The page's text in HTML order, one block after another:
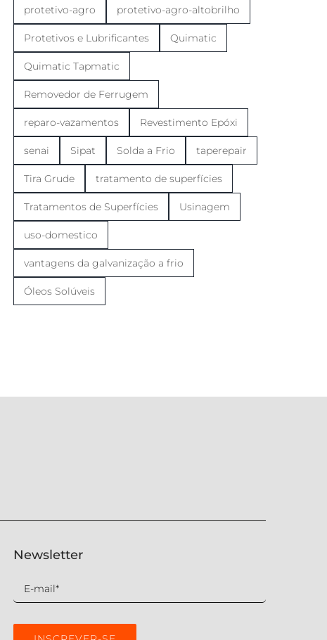
protetivo-agro protetivo-agro-altobrilho
Protetivos e Lubrificantes Quimatic
Quimatic Tapmatic
Removedor de Ferrugem
reparo-vazamentos Revestimento Epóxi
senai Sipat Solda a Frio taperepair
Tira Grude tratamento de superfícies
Tratamentos de Superfícies Usinagem
uso-domestico
vantagens da galvanização a frio
Óleos Solúveis
Newsletter